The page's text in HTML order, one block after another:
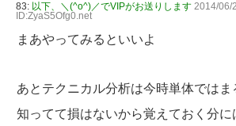
83: 以下、＼(^o^)／でVIPがお送りします 2014/06/
ID:ZyaS5Ofg0.net
まあやってみるといいよ
あとテクニカル分析は今時単体ではま
知ってて損はないから覚えておく分に